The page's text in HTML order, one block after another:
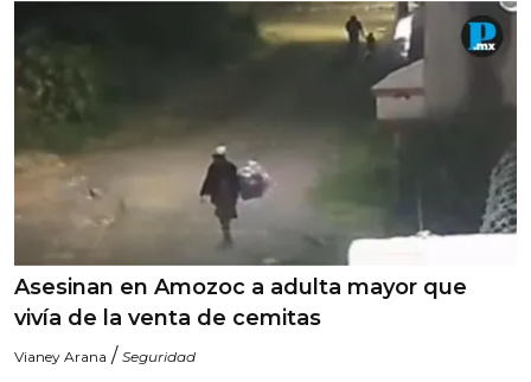
Asesinan en Amozoc a adulta mayor que
vivía de la venta de cemitas
Vianey Arana / Seguridad